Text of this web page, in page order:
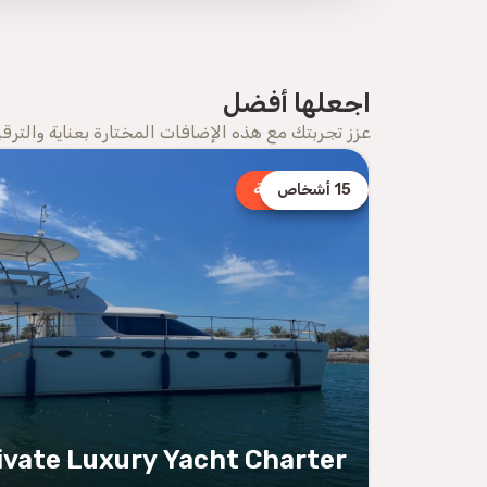
اجعلها أفضل
عزز تجربتك مع هذه الإضافات المختارة بعناية
أفضل إضافة15 أشخاص
Luxury Yacht Charter